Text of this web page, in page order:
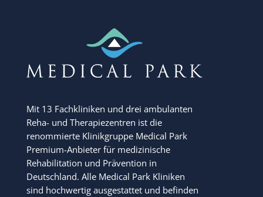
Mit 13 Fachkliniken und drei ambulanten
Reha- und Therapiezentren ist die
renommierte Klinikgruppe Medical Park
Premium-Anbieter für medizinische
Rehabilitation und Prävention in
Deutschland. Alle Medical Park Kliniken
sind hochwertig ausgestattet und befinden